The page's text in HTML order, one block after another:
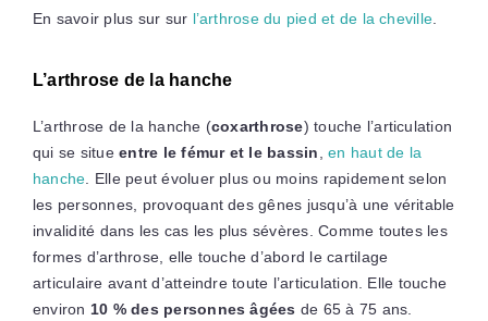
En savoir plus sur sur l’arthrose du pied et de la cheville
L’arthrose de la hanche
L’arthrose de la hanche (coxarthrose) touche l’articulation
qui se situeentre le fémur et le bassin ,en haut de la
hanche . Elle peut évoluer plus ou moins rapidement selon
les personnes, provoquant des gênes jusqu’à une véritable
invalidité dans les cas les plus sévères. Comme toutes les
formes d’arthrose, elle touche d’abord le cartilage
articulaire avant d’atteindre toute l’articulation. Elle touche
environ 10 % des personnes âgées de 65 à 75 ans.